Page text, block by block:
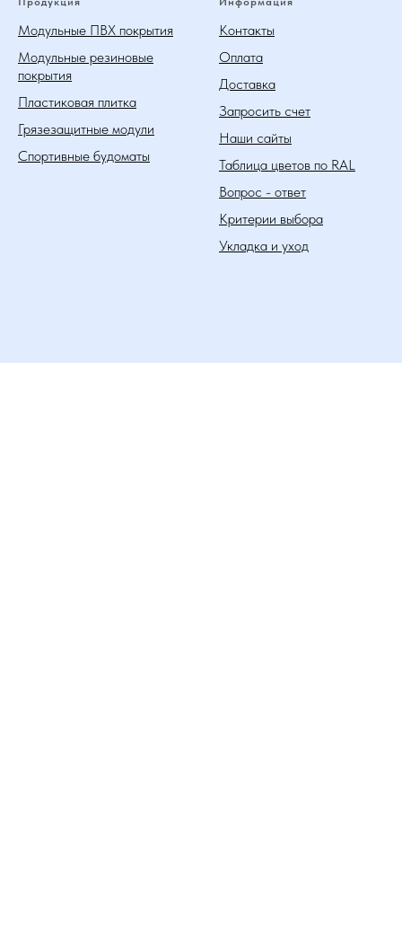
Модульные ПВХ покрытия
Модульные резиновые
покрытия
Пластиковая плитка
Грязезащитные модули
Спортивные будоматы
Контакты
Оплата
Доставка
Запросить счет
Наши сайты
Таблица цветов по RAL
Вопрос - ответ
Критерии выбора
Укладка и уход